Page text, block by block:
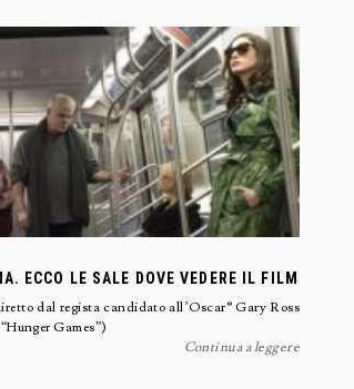
ECCO LE SALE DOVE VEDERE IL FILM
dal regista candidato all’Oscar® Gary Ross
Games”)
Continua a leggere